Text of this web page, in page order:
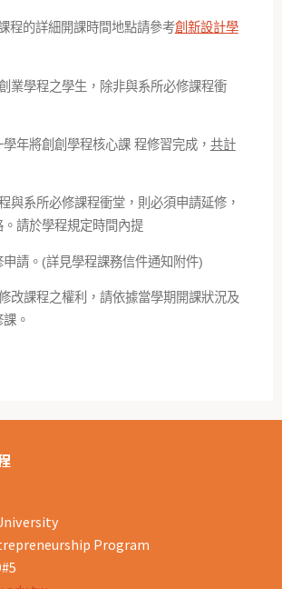
程的詳細開課時間地點請參考創新設計學
業學程之學生，除非與系所必修課程衝
年將創創學程核心課 程修習完成， 共計
與系所必修課程衝堂，則必須申請延修，
請於學程規定時間內提
請。(詳見學程課務信件通知附件)
改課程之權利，請依據當學期開課狀況及
。
Program